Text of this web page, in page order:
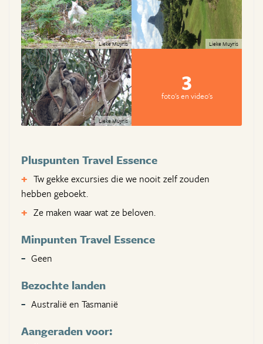
Lieke Muyris Lieke Muyris
Lieke Muyris
3
foto's en video's
Pluspunten Travel Essence
Tw gekke excursies die we nooit zelf zouden
hebben geboekt.
Ze maken waar wat ze beloven.
Minpunten Travel Essence
Geen
Bezochte landen
Australië en Tasmanië
Aangeraden voor: